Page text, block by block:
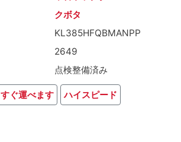
クボタ
KL385HFQBMANPP
2649
点検整備済み
すぐ運べます ハイスピード